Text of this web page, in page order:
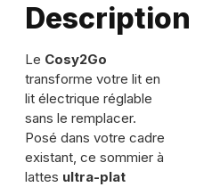
Description
Le Cosy2Go
transforme votre lit en
lit électrique réglable
sans le remplacer.
Posé dans votre cadre
existant, ce sommier à
lattes ultra-plat